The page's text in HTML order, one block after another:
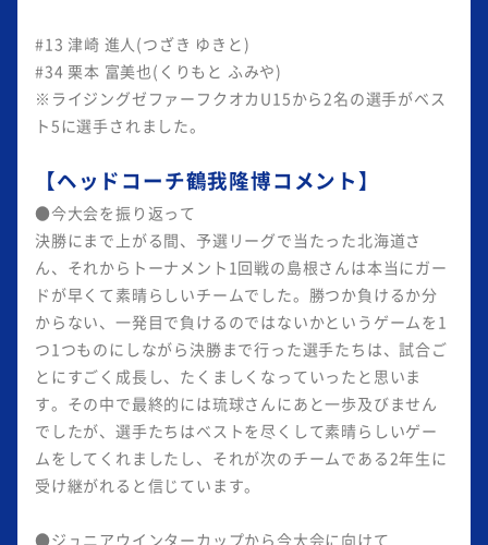
#13 津崎 進人(つざき ゆきと)
#34 栗本 富美也(くりもと ふみや)
※ライジングゼファーフクオカU15から2名の選手がベス
ト5に選手されました。
【ヘッドコーチ鶴我隆博コメント】
●今大会を振り返って
決勝にまで上がる間、予選リーグで当たった北海道さ
ん、それからトーナメント1回戦の島根さんは本当にガー
ドが早くて素晴らしいチームでした。勝つか負けるか分
からない、一発目で負けるのではないかというゲームを1
つ1つものにしながら決勝まで行った選手たちは、試合ご
とにすごく成長し、たくましくなっていったと思いま
す。その中で最終的には琉球さんにあと一歩及びません
でしたが、選手たちはベストを尽くして素晴らしいゲー
ムをしてくれましたし、それが次のチームである2年生に
受け継がれると信じています。
●ジュニアウインターカップから今大会に向けて